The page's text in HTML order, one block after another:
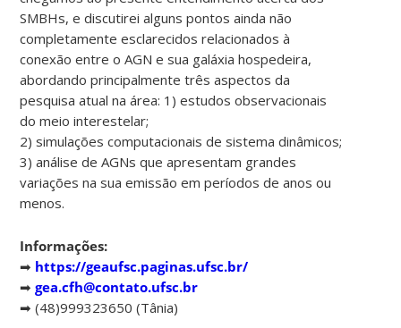
SMBHs, e discutirei alguns pontos ainda não
completamente esclarecidos relacionados à
conexão entre o AGN e sua galáxia hospedeira,
abordando principalmente três aspectos da
pesquisa atual na área: 1) estudos observacionais
do meio interestelar;
2) simulações computacionais de sistema dinâmicos;
3) análise de AGNs que apresentam grandes
variações na sua emissão em períodos de anos ou
menos.
Informações:
➡ https://geaufsc.paginas.ufsc.br/
➡gea.cfh@contato.ufsc.br
➡ (48)999323650 (Tânia)